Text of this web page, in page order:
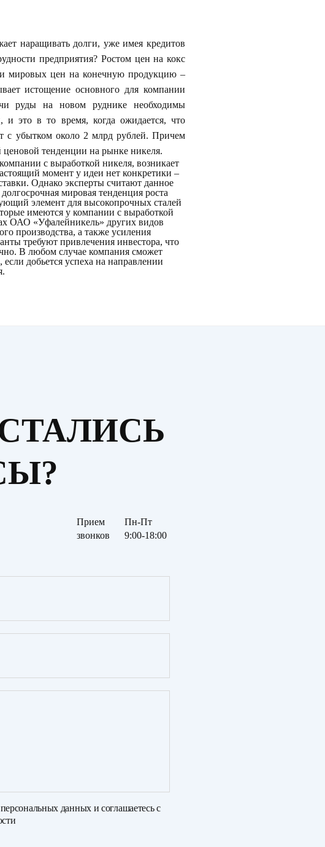
наращивать долги, уже имея кредитов
предприятия? Ростом цен на кокс
мировых цен на конечную продукцию –
истощение основного для компании
руды на новом руднике необходимы
это в то время, когда ожидается, что
с убытком около 2 млрд рублей. Причем
ценовой тенденции на рынке никеля.
с выработкой никеля, возникает
момент у идеи нет конкретики –
Однако эксперты считают данное
мировая тенденция роста
элемент для высокопрочных сталей
имеются у компании с выработкой
ОАО «Уфалейникель» других видов
производства, а также усиления
требуют привлечения инвестора, что
В любом случае компания сможет
добьется успеха на направлении
Прием
звонков
Пн-Пт
9:00-18:00
персональных данныхи соглашаетесь с